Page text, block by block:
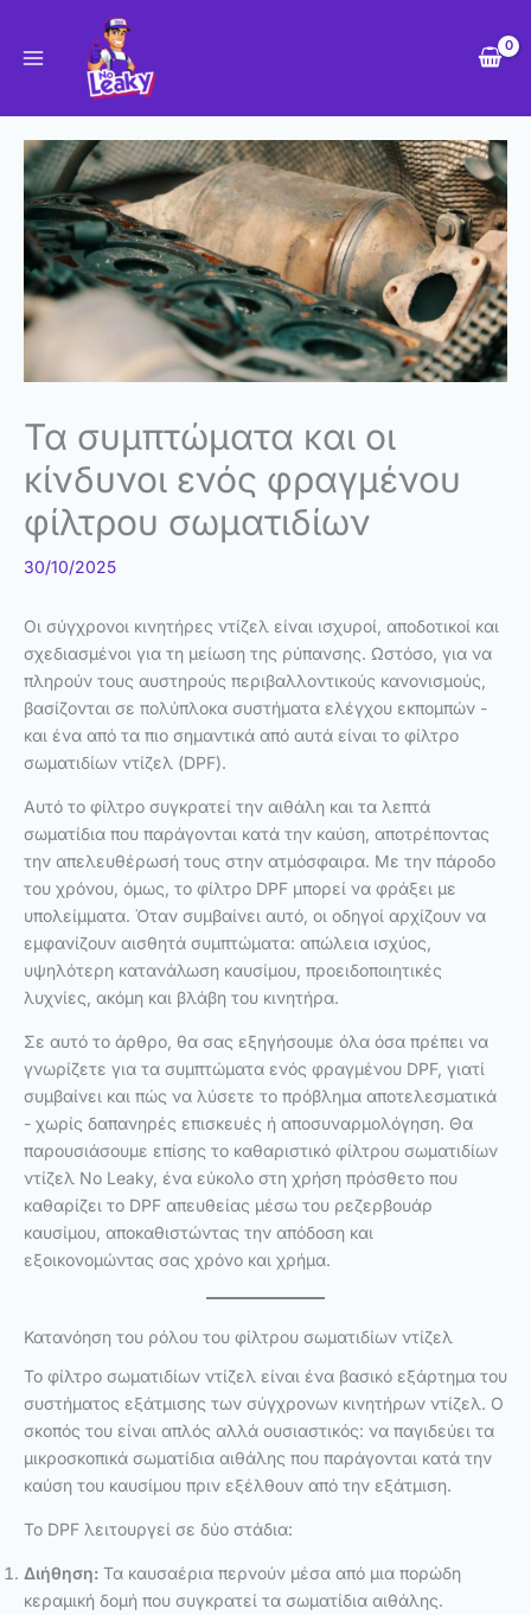
content
Τα συμπτώματα και οι
κίνδυνοι ενός φραγμένου
φίλτρου σωματιδίων
30/10/2025
Οι σύγχρονοι κινητήρες ντίζελ είναι ισχυροί, αποδοτικοί και
σχεδιασμένοι για τη μείωση της ρύπανσης. Ωστόσο, για να
πληρούν τους αυστηρούς περιβαλλοντικούς κανονισμούς,
βασίζονται σε πολύπλοκα συστήματα ελέγχου εκπομπών -
και ένα από τα πιο σημαντικά από αυτά είναι το φίλτρο
σωματιδίων ντίζελ (DPF).
Αυτό το φίλτρο συγκρατεί την αιθάλη και τα λεπτά
σωματίδια που παράγονται κατά την καύση, αποτρέποντας
την απελευθέρωσή τους στην ατμόσφαιρα. Με την πάροδο
του χρόνου, όμως, το φίλτρο DPF μπορεί να φράξει με
υπολείμματα. Όταν συμβαίνει αυτό, οι οδηγοί αρχίζουν να
εμφανίζουν αισθητά συμπτώματα: απώλεια ισχύος,
υψηλότερη κατανάλωση καυσίμου, προειδοποιητικές
λυχνίες, ακόμη και βλάβη του κινητήρα.
Σε αυτό το άρθρο, θα σας εξηγήσουμε όλα όσα πρέπει να
γνωρίζετε για τα συμπτώματα ενός φραγμένου DPF, γιατί
συμβαίνει και πώς να λύσετε το πρόβλημα αποτελεσματικά
- χωρίς δαπανηρές επισκευές ή αποσυναρμολόγηση. Θα
παρουσιάσουμε επίσης το καθαριστικό φίλτρου σωματιδίων
ντίζελ No Leaky, ένα εύκολο στη χρήση πρόσθετο που
καθαρίζει το DPF απευθείας μέσω του ρεζερβουάρ
καυσίμου, αποκαθιστώντας την απόδοση και
εξοικονομώντας σας χρόνο και χρήμα.
Κατανόηση του ρόλου του φίλτρου σωματιδίων ντίζελ
Το φίλτρο σωματιδίων ντίζελ είναι ένα βασικό εξάρτημα του
συστήματος εξάτμισης των σύγχρονων κινητήρων ντίζελ. Ο
σκοπός του είναι απλός αλλά ουσιαστικός: να παγιδεύει τα
μικροσκοπικά σωματίδια αιθάλης που παράγονται κατά την
καύση του καυσίμου πριν εξέλθουν από την εξάτμιση.
Το DPF λειτουργεί σε δύο στάδια:
Διήθηση: Τα καυσαέρια περνούν μέσα από μια πορώδη
κεραμική δομή που συγκρατεί τα σωματίδια αιθάλης.